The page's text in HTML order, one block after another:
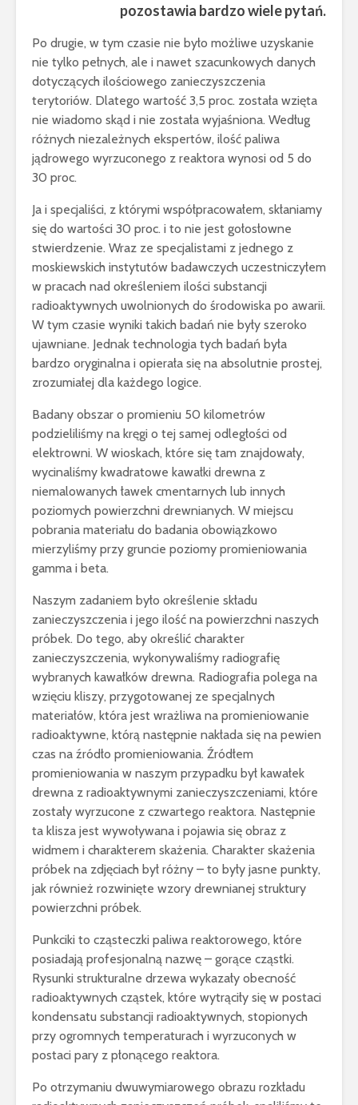
pozostawia bardzo wiele pytań.
Po drugie, w tym czasie nie było możliwe uzyskanie
nie tylko pełnych, ale i nawet szacunkowych danych
dotyczących ilościowego zanieczyszczenia
terytoriów. Dlatego wartość 3,5 proc. została wzięta
nie wiadomo skąd i nie została wyjaśniona. Według
różnych niezależnych ekspertów, ilość paliwa
jądrowego wyrzuconego z reaktora wynosi od 5 do
30 proc.
Ja i specjaliści, z którymi współpracowałem, skłaniamy
się do wartości 30 proc. i to nie jest gołosłowne
stwierdzenie. Wraz ze specjalistami z jednego z
moskiewskich instytutów badawczych uczestniczyłem
w pracach nad określeniem ilości substancji
radioaktywnych uwolnionych do środowiska po awarii.
W tym czasie wyniki takich badań nie były szeroko
ujawniane. Jednak technologia tych badań była
bardzo oryginalna i opierała się na absolutnie prostej,
zrozumiałej dla każdego logice.
Badany obszar o promieniu 50 kilometrów
podzieliliśmy na kręgi o tej samej odległości od
elektrowni. W wioskach, które się tam znajdowały,
wycinaliśmy kwadratowe kawałki drewna z
niemalowanych ławek cmentarnych lub innych
poziomych powierzchni drewnianych. W miejscu
pobrania materiału do badania obowiązkowo
mierzyliśmy przy gruncie poziomy promieniowania
gamma i beta.
Naszym zadaniem było określenie składu
zanieczyszczenia i jego ilość na powierzchni naszych
próbek. Do tego, aby określić charakter
zanieczyszczenia, wykonywaliśmy radiografię
wybranych kawałków drewna. Radiografia polega na
wzięciu kliszy, przygotowanej ze specjalnych
materiałów, która jest wrażliwa na promieniowanie
radioaktywne, którą następnie nakłada się na pewien
czas na źródło promieniowania. Źródłem
promieniowania w naszym przypadku był kawałek
drewna z radioaktywnymi zanieczyszczeniami, które
zostały wyrzucone z czwartego reaktora. Następnie
ta klisza jest wywoływana i pojawia się obraz z
widmem i charakterem skażenia. Charakter skażenia
próbek na zdjęciach był różny – to były jasne punkty,
jak również rozwinięte wzory drewnianej struktury
powierzchni próbek.
Punkciki to cząsteczki paliwa reaktorowego, które
posiadają profesjonalną nazwę – gorące cząstki.
Rysunki strukturalne drzewa wykazały obecność
radioaktywnych cząstek, które wytrąciły się w postaci
kondensatu substancji radioaktywnych, stopionych
przy ogromnych temperaturach i wyrzuconych w
postaci pary z płonącego reaktora.
Po otrzymaniu dwuwymiarowego obrazu rozkładu